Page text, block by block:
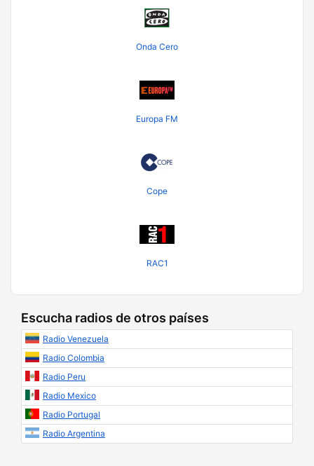
Onda Cero
Europa FM
Cope
RAC1
Escucha radios de otros países
Radio Venezuela
Radio Colombia
Radio Peru
Radio Mexico
Radio Portugal
Radio Argentina